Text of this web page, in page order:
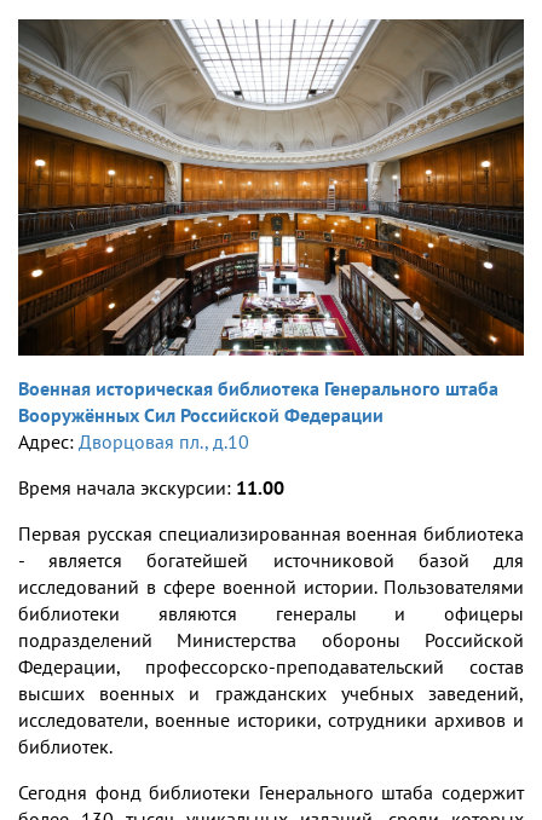
Военная историческая библиотека Генерального штаба
Вооружённых Сил Российской Федерации
Адрес: Дворцовая пл., д.10
Время начала экскурсии: 11.00
Первая русская специализированная военная библиотека
- является богатейшей источниковой базой для
исследований в сфере военной истории. Пользователями
библиотеки являются генералы и офицеры
подразделений Министерства обороны Российской
Федерации, профессорско-преподавательский состав
высших военных и гражданских учебных заведений,
исследователи, военные историки, сотрудники архивов и
библиотек.
Сегодня фонд библиотеки Генерального штаба содержит